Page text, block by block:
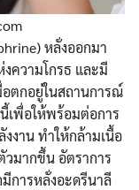
หลั่งออกมา
ความโกรธ และมี
ตกอยู่ในสถานการณ์
เพื่อให้พร้อมต่อการ
งาน ทำให้กล้ามเนื้อ
วมากขึ้น อัตราการ
การหลั่งอะดรีนาลี